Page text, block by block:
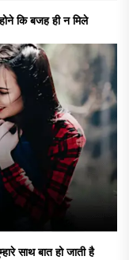
कि बजह ही न मिले
साथ बात हो जाती है